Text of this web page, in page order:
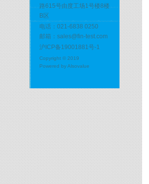
路615号由度工场1号楼8楼
B区
电话：021-6838 0250
邮箱：sales@fin-test.com
沪ICP备19001881号-1
Copyright © 2019
Powered byAlsovalue